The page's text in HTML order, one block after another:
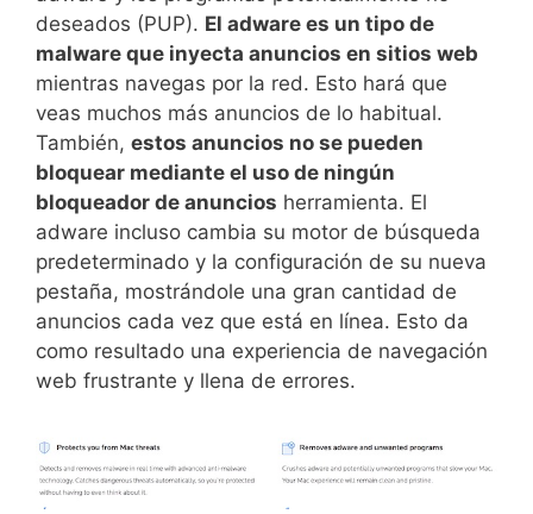
deseados (PUP). El adware es un tipo de
malware que inyecta anuncios en sitios web
mientras navegas por la red. Esto hará que
veas muchos más anuncios de lo habitual.
También, estos anuncios no se pueden
bloquear mediante el uso de ningún
bloqueador de anuncios herramienta. El
adware incluso cambia su motor de búsqueda
predeterminado y la configuración de su nueva
pestaña, mostrándole una gran cantidad de
anuncios cada vez que está en línea. Esto da
como resultado una experiencia de navegación
web frustrante y llena de errores.